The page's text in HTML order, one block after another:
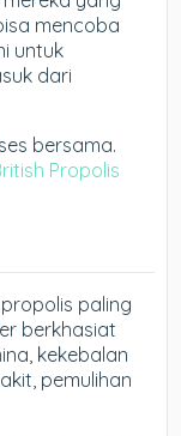
mencoba
untuk
dari
bersama.
Propolis
paling
berkhasiat
kekebalan
pemulihan